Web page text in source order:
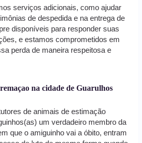
serviços adicionais, como ajudar
de despedida e na entrega de
disponíveis para responder suas
e estamos comprometidos em
perda de maneira respeitosa e
na cidade de Guarulhos
de animais de estimação
um verdadeiro membro da
que o amiguinho vai a óbito, entram